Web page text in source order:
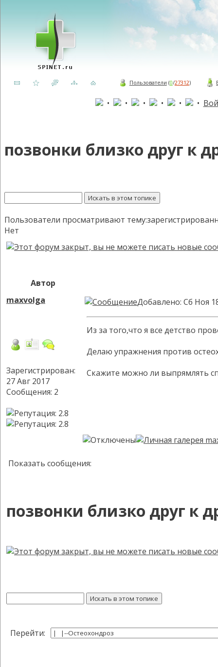
Пользователи (0/27312)
• • • • • •
позвонки близко друг к
Пользователи просматривают
Нет
Автор
maxvolga
Зарегистрирован:
27 Авг 2017
Сообщения: 2
Добавлено: Сб Ноя
Из за того,что я все детство
Делаю упражнения против
Скажите можно ли выпрямлять
Показать сообщения:
позвонки близко друг к
Перейти: